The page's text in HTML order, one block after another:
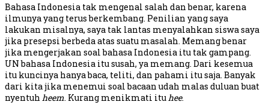
Bahasa Indonesia tak mengenal salah dan benar, karena
ilmunya yang terus berkembang. Penilian yang saya
lakukan misalnya, saya tak lantas menyalahkan siswa saya
jika presepsi berbeda atas suatu masalah. Memang benar
jika mengerjakan soal bahasa Indonesia itu tak gampang.
UN bahasa Indonesia itu susah, ya memang. Dari kesemua
itu kuncinya hanya baca, teliti, dan pahami itu saja. Banyak
dari kita jika menemui soal bacaan udah malas duluan buat
nyentuh heem. Kurang menikmati ituhee.